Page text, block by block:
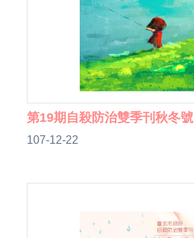
第19期自殺防治雙季刊秋冬號
107-12-22